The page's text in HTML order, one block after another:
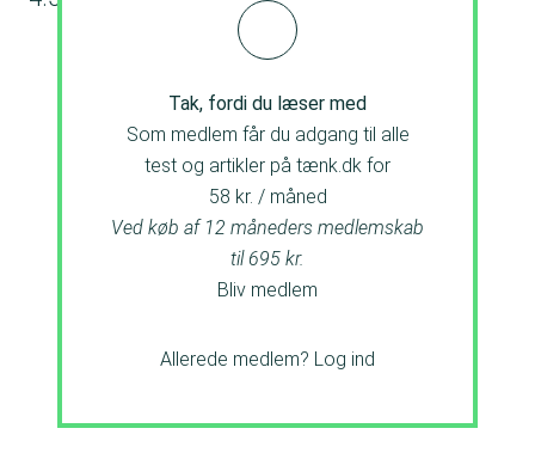
Tak, fordi du læser med
Som medlem får du adgang til alle
test og artikler på tænk.dk for
58 kr. / måned
Ved køb af 12 måneders medlemskab
til 695 kr.
Bliv medlem
Allerede medlem? Log ind